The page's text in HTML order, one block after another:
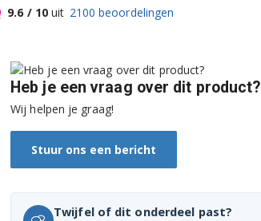
9.6 / 10 uit 2100 beoordelingen
Heb je een vraag over dit product?
Wij helpen je graag!
Stuur ons een bericht
Twijfel of dit onderdeel past?